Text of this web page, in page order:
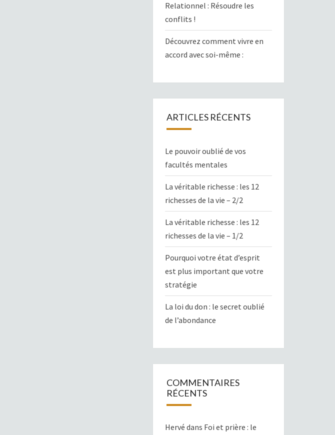
Relationnel : Résoudre les
conflits !
Découvrez comment vivre en
accord avec soi-même :
ARTICLES RÉCENTS
Le pouvoir oublié de vos
facultés mentales
La véritable richesse : les 12
richesses de la vie – 2/2
La véritable richesse : les 12
richesses de la vie – 1/2
Pourquoi votre état d’esprit
est plus important que votre
stratégie
La loi du don : le secret oublié
de l’abondance
COMMENTAIRES
RÉCENTS
Hervé dans Foi et prière : le